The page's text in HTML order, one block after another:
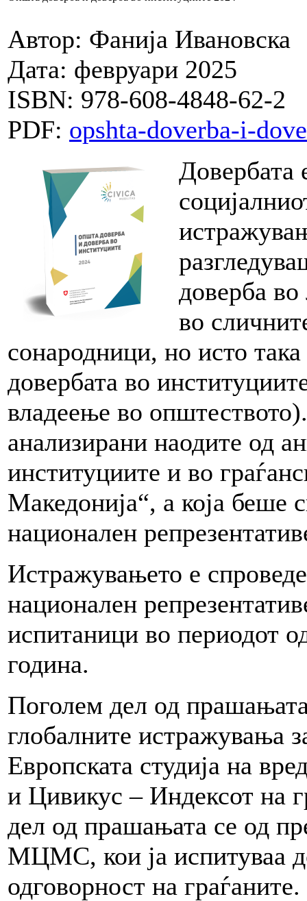
Автор: Фанија Ивановска
Дата: февруари 2025
ISBN: 978-608-4848-62-2
PDF: opshta-doverba-i-
Довербата
доверба
во
сонародници, но исто
довербата во
владеење во
анализирани наодите од
институциите и во
Македонија“, а која беше
национален
Истражувањето е
национален
испитаници во периодот
година.
Поголем дел од
глобалните истражувања
Европската студија на
и Цивикус – Индексот на
дел од прашањата се од
МЦМС, кои ја испитуваа
одговорност на граѓаните.